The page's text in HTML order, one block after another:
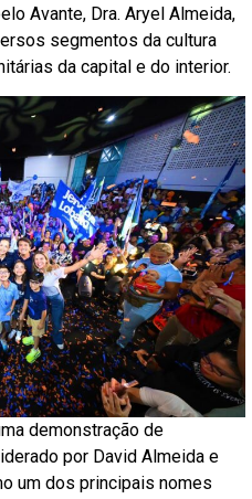
Avante, Dra. Aryel Almeida,
segmentos da cultura
da capital e do interior.
demonstração de
por David Almeida e
um dos principais nomes